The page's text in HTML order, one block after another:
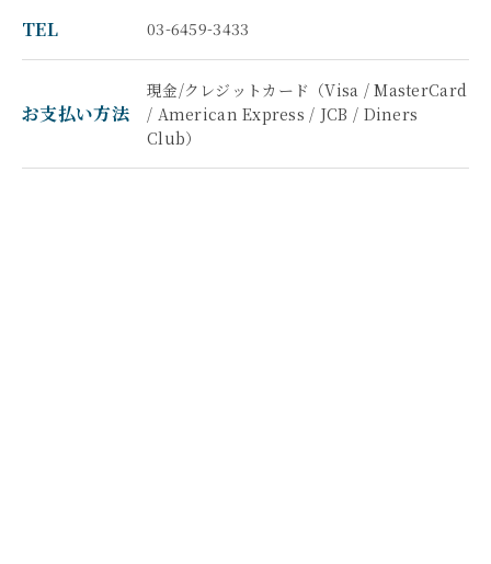
TEL 03-6459-3433
お支払い方法
現金/クレジットカード（Visa / MasterCard
/ American Express / JCB / Diners
Club）